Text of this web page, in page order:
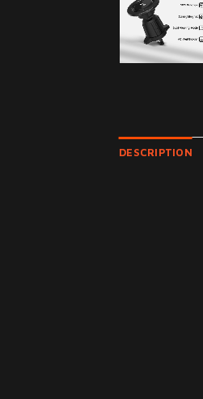
DESCRIPTION